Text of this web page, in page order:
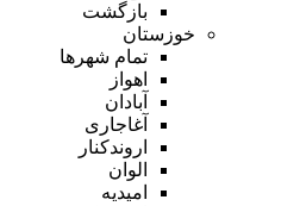
بازگشت
خوزستان
تمام شهر‌ها
اهواز
آبادان
آغاجاری
اروندکنار
الوان
امیدیه